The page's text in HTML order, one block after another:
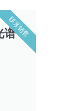
谱
联系销售